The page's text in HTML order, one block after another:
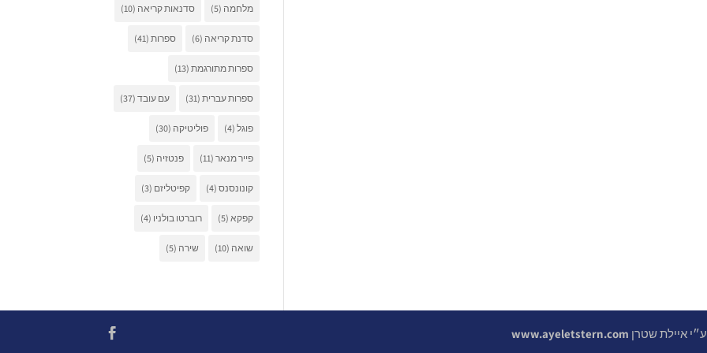
מלחמה (5) סדנאות קריאה (10)
סדנת קריאה (6) ספרות (41)
ספרות מתורגמת (13)
ספרות עברית (31) עם עובד (37)
פוגל (4) פוליטיקה (30)
פייר מנאר (11) פנטזיה (5)
קונונסנס (4) קפיטליזם (3)
קפקא (5) רוברטו בולניו (4)
שואה (10) שירה (5)
איילת שטרן www.ayeletstern.com